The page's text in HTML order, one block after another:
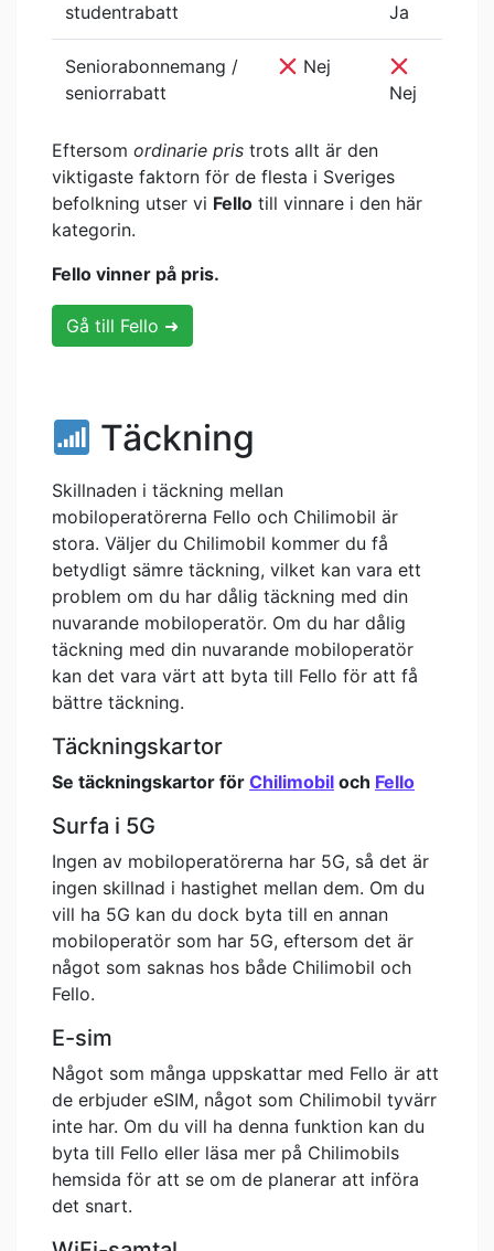
studentrabatt
Ja
Seniorabonnemang /
seniorrabatt
Nej
Nej
Eftersom ordinarie pris trots allt är den
viktigaste faktorn för de flesta i Sveriges
befolkning utser vi Fello till vinnare i den här
kategorin.
Fello vinner på pris.
Gå till Fello ➜
Täckning
Skillnaden i täckning mellan
mobiloperatörerna Fello och Chilimobil är
stora. Väljer du Chilimobil kommer du få
betydligt sämre täckning, vilket kan vara ett
problem om du har dålig täckning med din
nuvarande mobiloperatör. Om du har dålig
täckning med din nuvarande mobiloperatör
kan det vara värt att byta till Fello för att få
bättre täckning.
Täckningskartor
Se täckningskartor för Chilimobil och Fello
Surfa i 5G
Ingen av mobiloperatörerna har 5G, så det är
ingen skillnad i hastighet mellan dem. Om du
vill ha 5G kan du dock byta till en annan
mobiloperatör som har 5G, eftersom det är
något som saknas hos både Chilimobil och
Fello.
E-sim
Något som många uppskattar med Fello är att
de erbjuder eSIM, något som Chilimobil tyvärr
inte har. Om du vill ha denna funktion kan du
byta till Fello eller läsa mer på Chilimobils
hemsida för att se om de planerar att införa
det snart.